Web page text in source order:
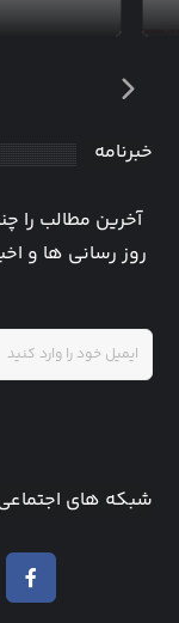
خبرنامه
آخرین مطالب را
روز رسانی ها و
شبکه های